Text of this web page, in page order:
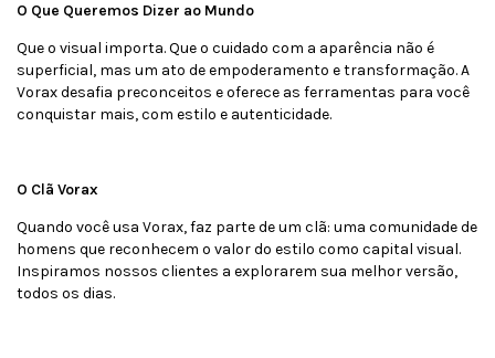
O Que Queremos Dizer ao Mundo
Que o visual importa. Que o cuidado com a aparência não é
superficial, mas um ato de empoderamento e transformação. A
Vorax desafia preconceitos e oferece as ferramentas para você
conquistar mais, com estilo e autenticidade.
O Clã Vorax
Quando você usa Vorax, faz parte de um clã: uma comunidade de
homens que reconhecem o valor do estilo como capital visual.
Inspiramos nossos clientes a explorarem sua melhor versão,
todos os dias.